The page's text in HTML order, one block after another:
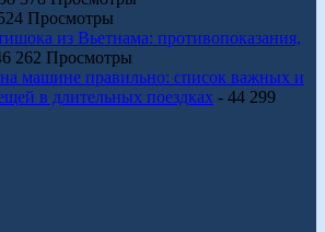
Просмотры
из Вьетнама: противопоказания,
262 Просмотры
машине правильно: список важных и
в длительных поездках - 44 299